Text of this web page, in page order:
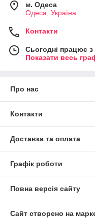
м. Одеса
Одеса, Україна
Контакти
Сьогодні працює
Показати весь
Про нас
Контакти
Доставка та оплата
Графік роботи
Повна версія сайту
Сайт створено на